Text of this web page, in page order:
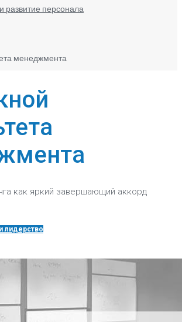
развитие персонала
менеджмента
как яркий завершающий аккорд
лидерство